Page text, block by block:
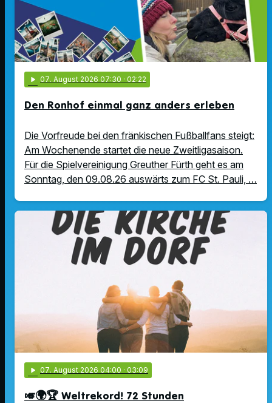
play_arrow 07. August 2026 07:30 · 02:22
Den Ronhof einmal ganz anders erleben
Die Vorfreude bei den fränkischen Fußballfans steigt:
Am Wochenende startet die neue Zweitligasaison.
Für die Spielvereinigung Greuther Fürth geht es am
Sonntag, den 09.08.26 auswärts zum FC St. Pauli, …
play_arrow 07. August 2026 04:00 · 03:09
🎺🌍🏆 Weltrekord! 72 Stunden